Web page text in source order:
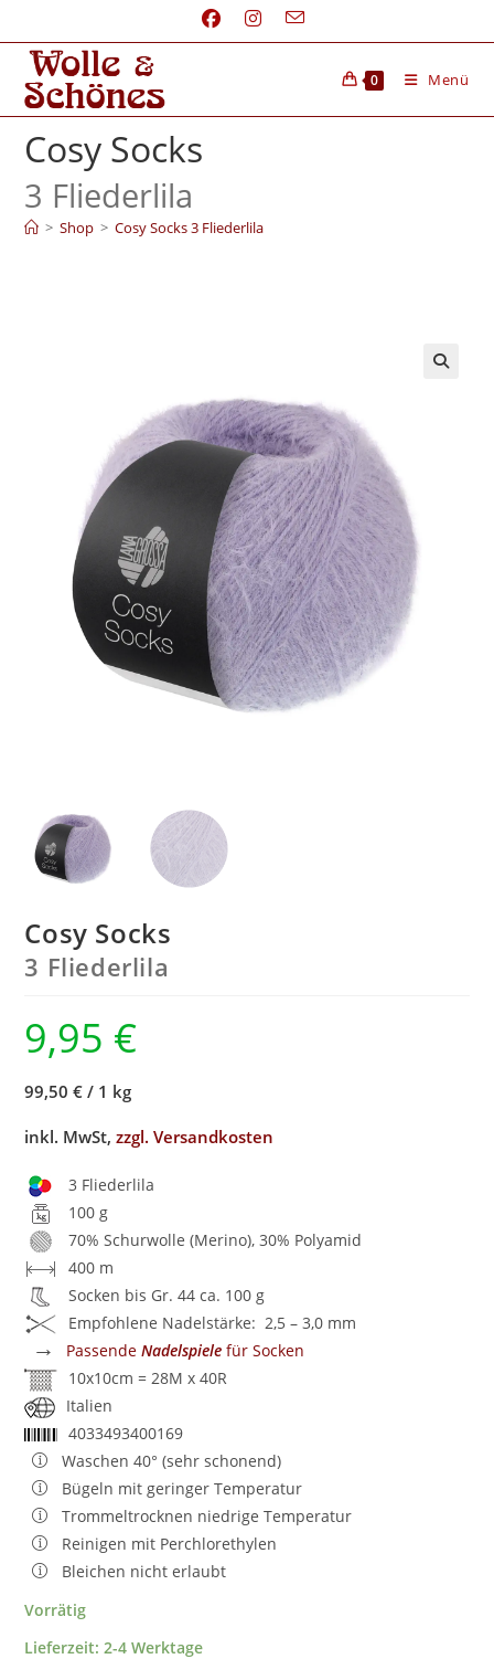
0 Menü
Cosy Socks
3 Fliederlila
> Shop > Cosy Socks 3 Fliederlila
Cosy Socks
3 Fliederlila
9,95 €
99,50 € / 1 kg
inkl. MwSt,zzgl. Versandkosten
3 Fliederlila
100 g
70% Schurwolle (Merino), 30% Polyamid
400 m
Socken bis Gr. 44 ca. 100 g
Empfohlene Nadelstärke: 2,5 – 3,0 mm
→ PassendeNadelspiele für Socken
10x10cm = 28M x 40R
Italien
4033493400169
Waschen 40° (sehr schonend)
Bügeln mit geringer Temperatur
Trommeltrocknen niedrige Temperatur
Reinigen mit Perchlorethylen
Bleichen nicht erlaubt
Vorrätig
Lieferzeit:2-4 Werktage